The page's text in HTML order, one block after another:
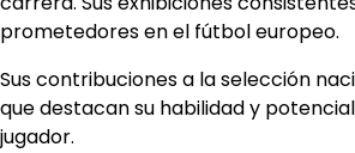
prometedores en el fútbol europeo.
Sus contribuciones a la selección
que destacan su habilidad y
jugador.